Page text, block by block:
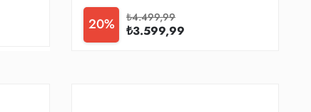
20% ₺3.599,99
₺4.499,99